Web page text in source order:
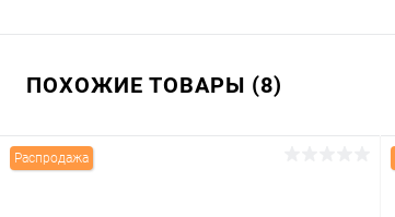
ПОХОЖИЕ ТОВАРЫ (8)
Распродажа